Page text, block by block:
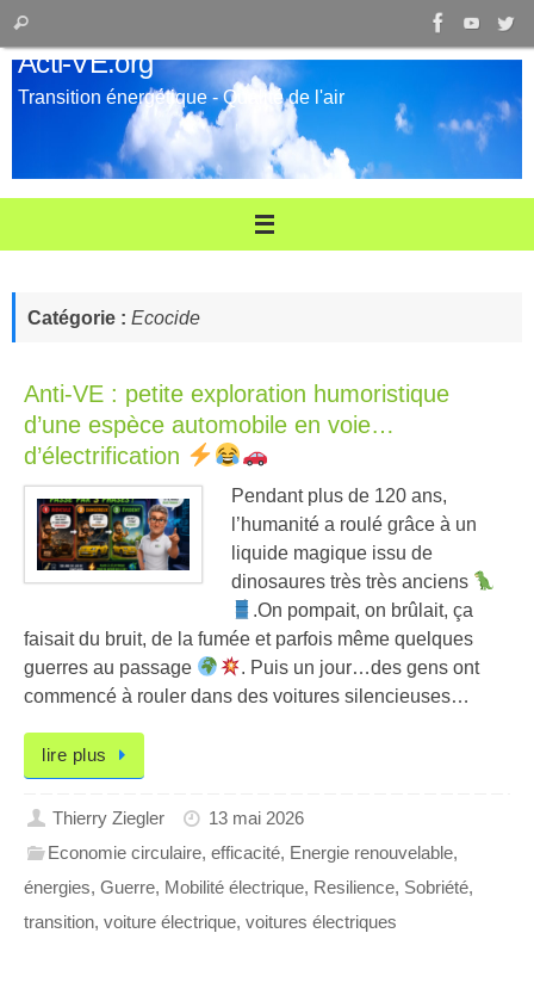
Passer
au
contenu
pour
:
Rechercher
Acti-VE.org
Transition énergétique - Qualité de l'air
Catégorie : Ecocide
Anti-VE : petite exploration humoristique
d’une espèce automobile en voie…
d’électrification
Pendant plus de 120 ans,
l’humanité a roulé grâce à un
liquide magique issu de
dinosaures très très anciens
.On pompait, on brûlait, ça
faisait du bruit, de la fumée et parfois même quelques
guerres au passage
. Puis un jour…des gens ont
commencé à rouler dans des voitures silencieuses…
lire plus
Thierry Ziegler
13 mai 2026
Economie circulaire,efficacité, Energie renouvelable,
énergies, Guerre, Mobilité électrique, Resilience, Sobriété,
transition, voiture électrique, voitures électriques